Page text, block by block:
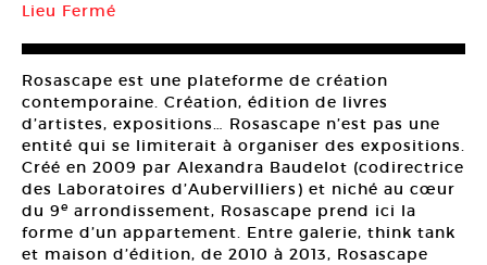
Lieu Fermé
Rosascape est une plateforme de création
contemporaine. Création, édition de livres
d’artistes, expositions… Rosascape n’est pas une
entité qui se limiterait à organiser des expositions.
Créé en 2009 par Alexandra Baudelot (codirectrice
des Laboratoires d’Aubervilliers) et niché au cœur
du 9e arrondissement, Rosascape prend ici la
forme d’un appartement. Entre galerie, think tank
et maison d’édition, de 2010 à 2013, Rosascape